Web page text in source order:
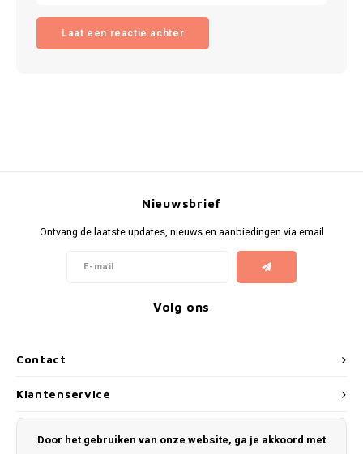
Laat een reactie achter
Contact
Nieuwsbrief
Ontvang de laatste updates, nieuws en aanbiedingen via email
Volg ons
Klantenservice
Door het gebruiken van onze website, ga je akkoord met